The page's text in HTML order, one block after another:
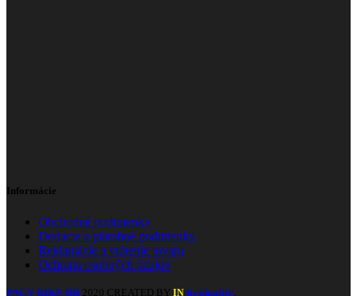
Informácie
Obchodné podmienky
Dodacie a platobné podmienky
Reklamácie a vrátenie tovaru
Ochrana osobných údajov
PAGY BIKE BB 2020 CREATED BY INdividuality.